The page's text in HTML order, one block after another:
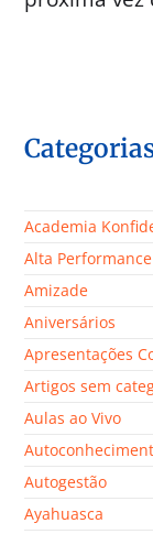
Academia
Alta Performance
Amizade
Aniversários
Apresentações
Artigos sem
Aulas ao Vivo
Autogestão
Ayahuasca